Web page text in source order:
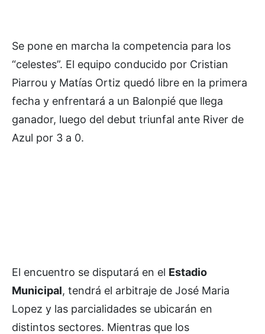
Se pone en marcha la competencia para los
“celestes”. El equipo conducido por Cristian
Piarrou y Matías Ortiz quedó libre en la primera
fecha y enfrentará a un Balonpié que llega
ganador, luego del debut triunfal ante River de
Azul por 3 a 0.
El encuentro se disputará en el Estadio
Municipal, tendrá el arbitraje de José Maria
Lopez y las parcialidades se ubicarán en
distintos sectores. Mientras que los